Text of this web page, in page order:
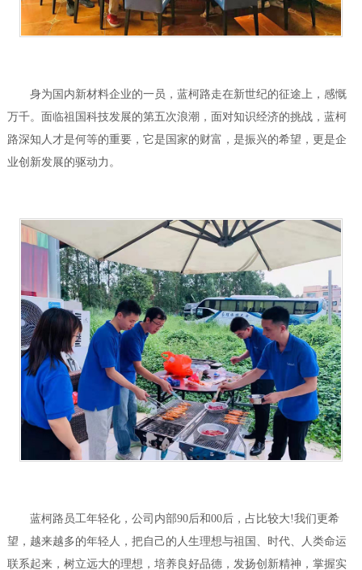
身为国内新材料企业的一员，蓝柯路走在新世纪的征途上，感慨
万千。面临祖国科技发展的第五次浪潮，面对知识经济的挑战，蓝柯
路深知人才是何等的重要，它是国家的财富，是振兴的希望，更是企
业创新发展的驱动力。
蓝柯路员工年轻化，公司内部90后和00后，占比较大!我们更希
望，越来越多的年轻人，把自己的人生理想与祖国、时代、人类命运
联系起来，树立远大的理想，培养良好品德，发扬创新精神，掌握实